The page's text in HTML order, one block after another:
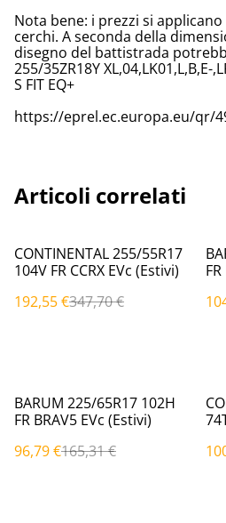
Nota bene: i prezzi si
cerchi. A seconda della
disegno del battistrada
255/35ZR18Y XL,04,LK01,L,B,E-
S FIT EQ+
https://eprel.ec.europa.eu/qr/
Articoli correlati
%
CONTINENTAL 255/55R17
104V FR CCRX EVc (Estivi)
192,55 €347,70 €
%
BARUM 225/65R17 102H
FR BRAV5 EVc (Estivi)
96,79 €165,31 €